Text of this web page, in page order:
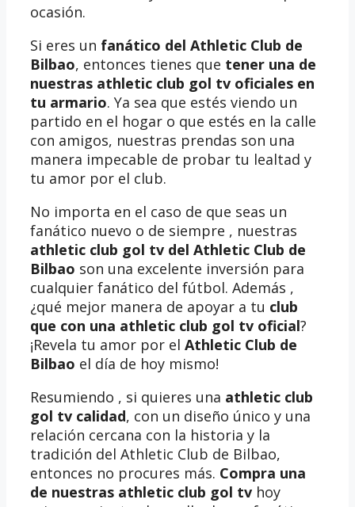
ocasión.
Si eres un fanático del Athletic Club de
Bilbao, entonces tienes que tener una de
nuestras athletic club gol tv oficiales en
tu armario. Ya sea que estés viendo un
partido en el hogar o que estés en la calle
con amigos, nuestras prendas son una
manera impecable de probar tu lealtad y
tu amor por el club.
No importa en el caso de que seas un
fanático nuevo o de siempre , nuestras
athletic club gol tv del Athletic Club de
Bilbao son una excelente inversión para
cualquier fanático del fútbol. Además ,
¿qué mejor manera de apoyar a tu club
que con una athletic club gol tv oficial?
¡Revela tu amor por el Athletic Club de
Bilbao el día de hoy mismo!
Resumiendo , si quieres una athletic club
gol tv calidad, con un diseño único y una
relación cercana con la historia y la
tradición del Athletic Club de Bilbao,
entonces no procures más. Compra una
de nuestras athletic club gol tv hoy